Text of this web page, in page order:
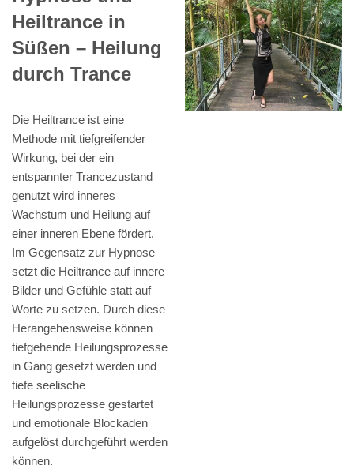
Heiltrance in
Süßen – Heilung
durch Trance
Die Heiltrance ist eine
Methode mit tiefgreifender
Wirkung, bei der ein
entspannter Trancezustand
genutzt wird inneres
Wachstum und Heilung auf
einer inneren Ebene fördert.
Im Gegensatz zur Hypnose
setzt die Heiltrance auf innere
Bilder und Gefühle statt auf
Worte zu setzen. Durch diese
Herangehensweise können
tiefgehende Heilungsprozesse
in Gang gesetzt werden und
tiefe seelische
Heilungsprozesse gestartet
und emotionale Blockaden
aufgelöst durchgeführt werden
können.